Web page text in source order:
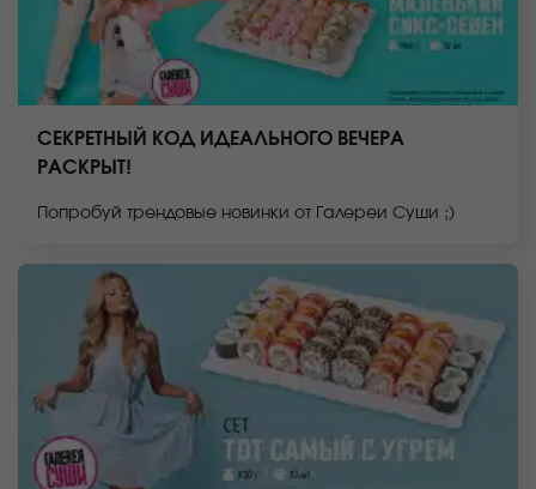
СЕКРЕТНЫЙ КОД ИДЕАЛЬНОГО ВЕЧЕРА
РАСКРЫТ!
Попробуй трендовые новинки от Галереи Суши ;)